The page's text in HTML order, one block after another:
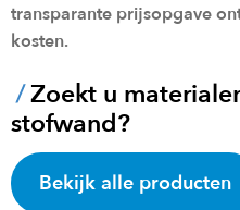
transparante prijsopgave
kosten.
Zoekt u
stofwand?
Bekijk alle producten